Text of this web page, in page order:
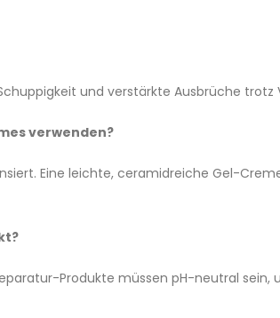
und verstärkte Ausbrüche
verwenden?
Eine leichte, ceramidreiche Gel-
Produkte müssen pH-neutral